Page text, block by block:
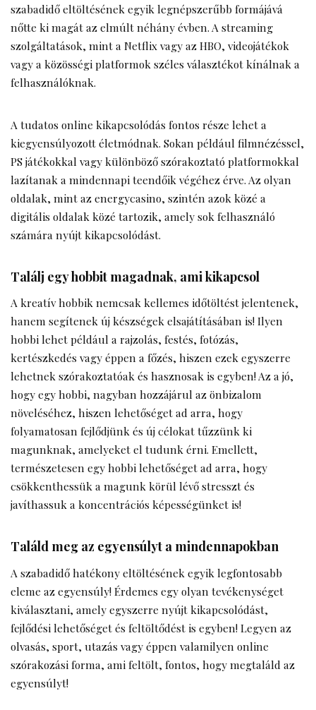
szabadidő eltöltésének egyik legnépszerűbb formájává
nőtte ki magát az elmúlt néhány évben. A streaming
szolgáltatások, mint a Netflix vagy az HBO, videojátékok
vagy a közösségi platformok széles választékot kínálnak a
felhasználóknak.
A tudatos online kikapcsolódás fontos része lehet a
kiegyensúlyozott életmódnak. Sokan például filmnézéssel,
PS játékokkal vagy különböző szórakoztató platformokkal
lazítanak a mindennapi teendőik végéhez érve. Az olyan
oldalak, mint azenergycasino, szintén azok közé a
digitális oldalak közé tartozik, amely sok felhasználó
számára nyújt kikapcsolódást.
Találj egy hobbit magadnak, ami kikapcsol
A kreatív hobbik nemcsak kellemes időtöltést jelentenek,
hanem segítenek új készségek elsajátításában is! Ilyen
hobbi lehet például a rajzolás, festés, fotózás,
kertészkedés vagy éppen a főzés, hiszen ezek egyszerre
lehetnek szórakoztatóak és hasznosak is egyben! Az a jó,
hogy egy hobbi, nagyban hozzájárul az önbizalom
növeléséhez, hiszen lehetőséget ad arra, hogy
folyamatosan fejlődjünk és új célokat tűzzünk ki
magunknak, amelyeket el tudunk érni. Emellett,
természetesen egy hobbi lehetőséget ad arra, hogy
csökkenthessük a magunk körül lévő stresszt és
javíthassuk a koncentrációs képességünket is!
Találd meg az egyensúlyt a mindennapokban
A szabadidő hatékony eltöltésének egyik legfontosabb
eleme az egyensúly! Érdemes egy olyan tevékenységet
kiválasztani, amely egyszerre nyújt kikapcsolódást,
fejlődési lehetőséget és feltöltődést is egyben! Legyen az
olvasás, sport, utazás vagy éppen valamilyen online
szórakozási forma, ami feltölt, fontos, hogy megtaláld az
egyensúlyt!